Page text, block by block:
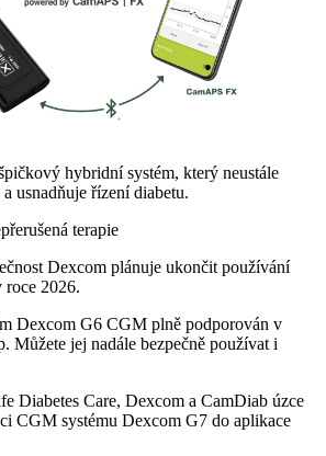
hybridní systém, který neustále
usnadňuje řízení diabetu.
terapie
Dexcom plánuje ukončit používání
roce 2026.
Dexcom G6 CGM plně podporován v
Můžete jej nadále bezpečně používat i
Diabetes Care, Dexcom a CamDiab úzce
CGM systému Dexcom G7 do aplikace